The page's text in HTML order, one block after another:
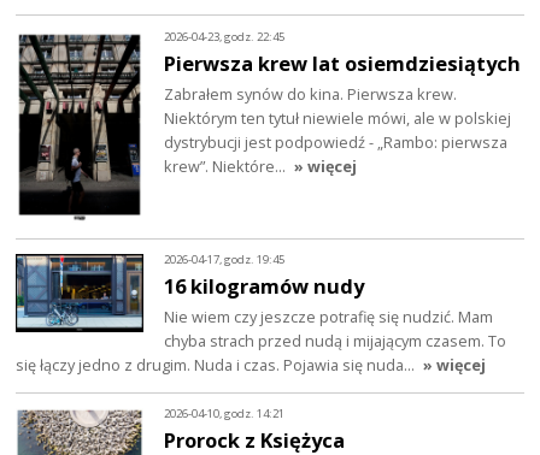
2026-04-23, godz. 22:45
Pierwsza krew lat osiemdziesiątych
Zabrałem synów do kina. Pierwsza krew.
Niektórym ten tytuł niewiele mówi, ale w polskiej
dystrybucji jest podpowiedź - „Rambo: pierwsza
krew”. Niektóre… » więcej
2026-04-17, godz. 19:45
16 kilogramów nudy
Nie wiem czy jeszcze potrafię się nudzić. Mam
chyba strach przed nudą i mijającym czasem. To
się łączy jedno z drugim. Nuda i czas. Pojawia się nuda… » więcej
2026-04-10, godz. 14:21
Prorock z Księżyca